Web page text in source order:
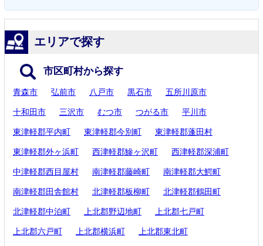
エリアで探す
市区町村から探す
青森市 弘前市 八戸市 黒石市 五所川原市
十和田市 三沢市 むつ市 つがる市 平川市
東津軽郡平内町 東津軽郡今別町 東津軽郡蓬田村
東津軽郡外ヶ浜町 西津軽郡鰺ヶ沢町 西津軽郡深浦町
中津軽郡西目屋村 南津軽郡藤崎町 南津軽郡大鰐町
南津軽郡田舎館村 北津軽郡板柳町 北津軽郡鶴田町
北津軽郡中泊町 上北郡野辺地町 上北郡七戸町
上北郡六戸町 上北郡横浜町 上北郡東北町